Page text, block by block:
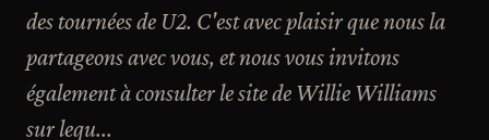
des tournées de U2. C'est avec plaisir que nous la
partageons avec vous, et nous vous invitons
également à consulter le site de Willie Williams
sur lequ...